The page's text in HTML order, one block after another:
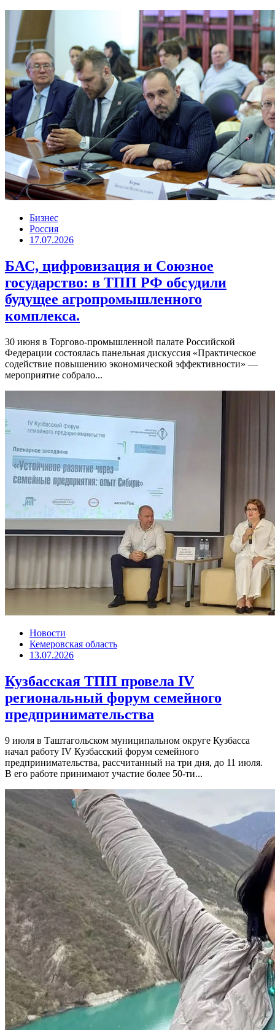
Бизнес
Россия
17.07.2026
БАС, цифровизация и Союзное
государство: в ТПП РФ обсудили
будущее агропромышленного
комплекса.
30 июня в Торгово-промышленной палате Российской
Федерации состоялась панельная дискуссия «Практическое
содействие повышению экономической эффективности» —
мероприятие собрало...
Новости
Кемеровская область
13.07.2026
Кузбасская ТПП провела IV
региональный форум семейного
предпринимательства
9 июля в Таштагольском муниципальном округе Кузбасса
начал работу IV Кузбасский форум семейного
предпринимательства, рассчитанный на три дня, до 11 июля.
В его работе принимают участие более 50-ти...